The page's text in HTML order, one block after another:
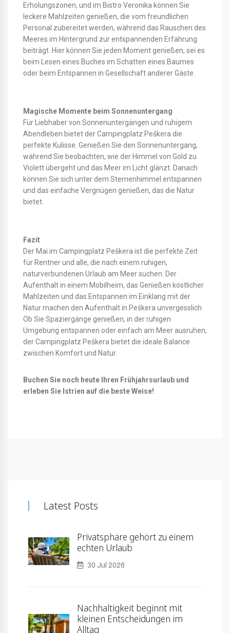
Erholungszonen, und im Bistro Veronika können Sie
leckere Mahlzeiten genießen, die vom freundlichen
Personal zubereitet werden, während das Rauschen des
Meeres im Hintergrund zur entspannenden Erfahrung
beiträgt. Hier können Sie jeden Moment genießen, sei es
beim Lesen eines Buches im Schatten eines Baumes
oder beim Entspannen in Gesellschaft anderer Gäste.
Magische Momente beim Sonnenuntergang
Für Liebhaber von Sonnenuntergängen und ruhigem
Abendleben bietet der Campingplatz Peškera die
perfekte Kulisse. Genießen Sie den Sonnenuntergang,
während Sie beobachten, wie der Himmel von Gold zu
Violett übergeht und das Meer im Licht glänzt. Danach
können Sie sich unter dem Sternenhimmel entspannen
und das einfache Vergnügen genießen, das die Natur
bietet.
Fazit
Der Mai im Campingplatz Peškera ist die perfekte Zeit
für Rentner und alle, die nach einem ruhigen,
naturverbundenen Urlaub am Meer suchen. Der
Aufenthalt in einem Mobilheim, das Genießen köstlicher
Mahlzeiten und das Entspannen im Einklang mit der
Natur machen den Aufenthalt in Peškera unvergesslich.
Ob Sie Spaziergänge genießen, in der ruhigen
Umgebung entspannen oder einfach am Meer ausruhen,
der Campingplatz Peškera bietet die ideale Balance
zwischen Komfort und Natur.
Buchen Sie noch heute Ihren Frühjahrsurlaub und
erleben Sie Istrien auf die beste Weise!
Latest Posts
Privatsphäre gehört zu einem
echten Urlaub
30 Jul 2026
Nachhaltigkeit beginnt mit
kleinen Entscheidungen im
Alltag